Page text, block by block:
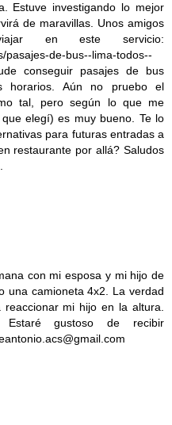
Estuve investigando lo mejor
de maravillas. Unos amigos
en este servicio:
pasajes-de-bus--lima-todos--
conseguir pasajes de bus
horarios. Aún no pruebo el
tal, pero según lo que me
elegí) es muy bueno. Te lo
para futuras entradas a
restaurante por allá? Saludos
con mi esposa y mi hijo de
una camioneta 4x2. La verdad
mi hijo en la altura.
Estaré gustoso de recibir